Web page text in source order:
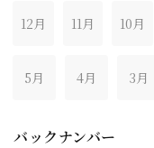
12月 11月 10月
5月 4月 3月
バックナンバー